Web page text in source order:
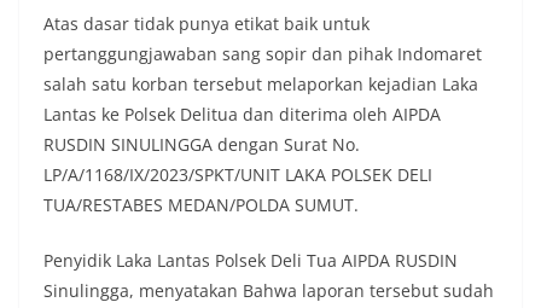
Atas dasar tidak punya etikat baik untuk
pertanggungjawaban sang sopir dan pihak Indomaret
salah satu korban tersebut melaporkan kejadian Laka
Lantas ke Polsek Delitua dan diterima oleh AIPDA
RUSDIN SINULINGGA dengan Surat No.
LP/A/1168/IX/2023/SPKT/UNIT LAKA POLSEK DELI
TUA/RESTABES MEDAN/POLDA SUMUT.
Penyidik Laka Lantas Polsek Deli Tua AIPDA RUSDIN
Sinulingga, menyatakan Bahwa laporan tersebut sudah